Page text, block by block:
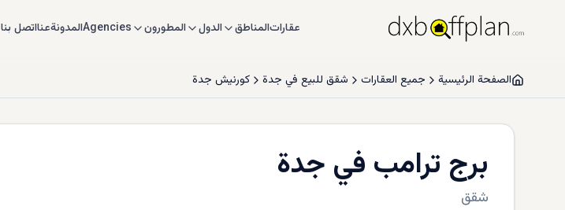
عقاراتالمناطق الدول المطورون Agenciesالمدونةعنااتصل بنا
الصفحة الرئيسية جميع العقارات شقق للبيع في جدة كورنيش جدة
برج ترامب في جدة
شقق